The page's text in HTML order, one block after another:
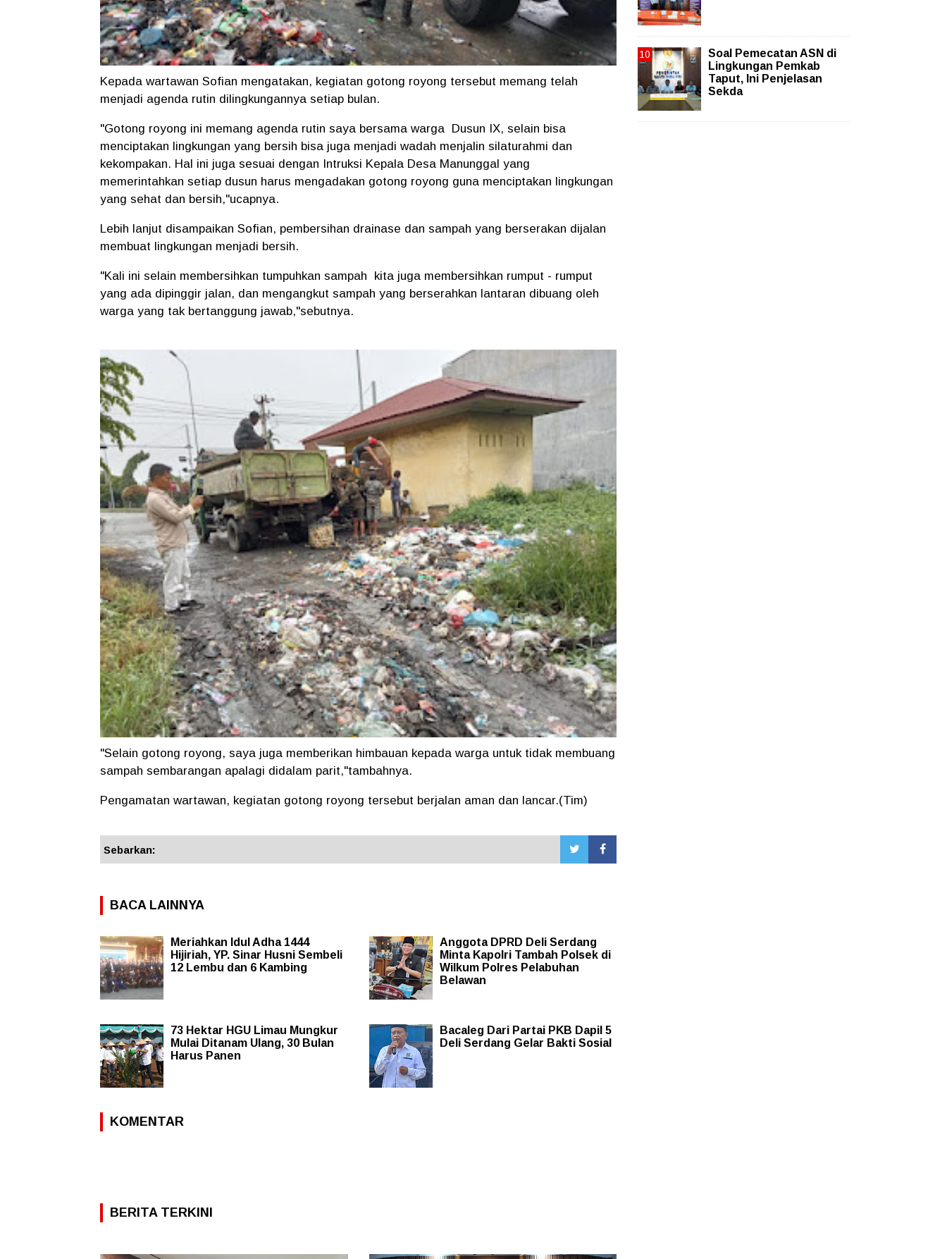
Kepada wartawan Sofian mengatakan, kegiatan gotong royong tersebut memang telah
menjadi agenda rutin dilingkungannya setiap bulan.
"Gotong royong ini memang agenda rutin saya bersama warga Dusun IX, selain bisa
menciptakan lingkungan yang bersih bisa juga menjadi wadah menjalin silaturahmi dan
kekompakan. Hal ini juga sesuai dengan Intruksi Kepala Desa Manunggal yang
memerintahkan setiap dusun harus mengadakan gotong royong guna menciptakan lingkungan
yang sehat dan bersih,"ucapnya.
Lebih lanjut disampaikan Sofian, pembersihan drainase dan sampah yang berserakan dijalan
membuat lingkungan menjadi bersih.
"Kali ini selain membersihkan tumpuhkan sampah kita juga membersihkan rumput - rumput
yang ada dipinggir jalan, dan mengangkut sampah yang berserahkan lantaran dibuang oleh
warga yang tak bertanggung jawab,"sebutnya.
"Selain gotong royong, saya juga memberikan himbauan kepada warga untuk tidak membuang
sampah sembarangan apalagi didalam parit,"tambahnya.
Pengamatan wartawan, kegiatan gotong royong tersebut berjalan aman dan lancar.(Tim)
Sebarkan:
BACA LAINNYA
Meriahkan Idul Adha 1444
Hijiriah, YP. Sinar Husni Sembeli
12 Lembu dan 6 Kambing
Anggota DPRD Deli Serdang
Minta Kapolri Tambah Polsek di
Wilkum Polres Pelabuhan
Belawan
73 Hektar HGU Limau Mungkur
Mulai Ditanam Ulang, 30 Bulan
Harus Panen
Bacaleg Dari Partai PKB Dapil 5
Deli Serdang Gelar Bakti Sosial
KOMENTAR
BERITA TERKINI
Soal Pemecatan ASN di
Lingkungan Pemkab
Taput, Ini Penjelasan
Sekda